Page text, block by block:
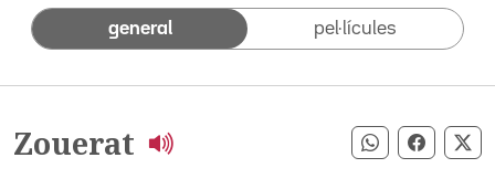
general pel·lícules
Zouerat Compartir